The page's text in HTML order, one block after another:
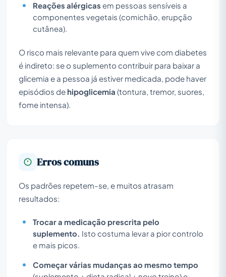
Reações alérgicas em pessoas sensíveis a
componentes vegetais (comichão, erupção
cutânea).
O risco mais relevante para quem vive com diabetes
é indireto: se o suplemento contribuir para baixar a
glicemia e a pessoa já estiver medicada, pode haver
episódios de hipoglicemia (tontura, tremor, suores,
fome intensa).
Erros comuns
Os padrões repetem-se, e muitos atrasam
resultados:
Trocar a medicação prescrita pelo
suplemento.
Isto costuma levar a pior controlo
e mais picos.
Começar várias mudanças ao mesmo tempo